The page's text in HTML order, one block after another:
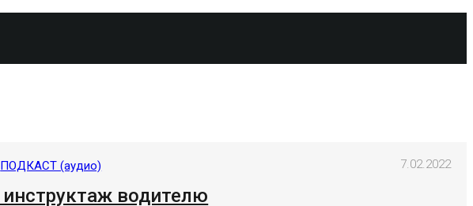
ПОДКАСТ (аудио) 7.02.2022
водителю